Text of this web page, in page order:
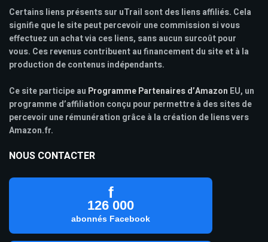
Certains liens présents sur uTrail sont des liens affiliés. Cela
signifie que le site peut percevoir une commission si vous
effectuez un achat via ces liens, sans aucun surcoût pour
vous. Ces revenus contribuent au financement du site et à la
production de contenus indépendants.
Ce site participe au Programme Partenaires d’Amazon EU, un
programme d’affiliation conçu pour permettre à des sites de
percevoir une rémunération grâce à la création de liens vers
Amazon.fr.
NOUS CONTACTER
f
126 000
abonnés Facebook